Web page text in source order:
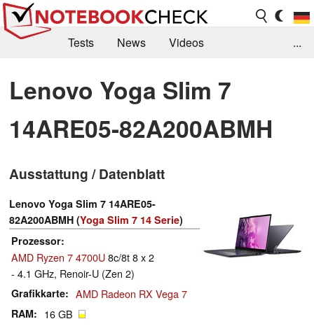
Tests News
Videos
Kaufberatung
Deals Suche
Jobs
Forum
...
Lenovo Yoga Slim 7
14ARE05-82A200ABMH
Ausstattung / Datenblatt
Lenovo Yoga Slim 7 14ARE05-
82A200ABMH (Yoga Slim 7 14 Serie)
Prozessor
AMD Ryzen 7 4700U8c/8t 8 x 2
- 4.1 GHz, Renoir-U (Zen 2)
Grafikkarte AMD Radeon RX Vega 7
RAM 16 GB